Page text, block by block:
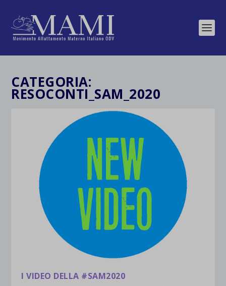
CATEGORIA:
RESOCONTI_SAM_2020
I VIDEO DELLA #SAM2020